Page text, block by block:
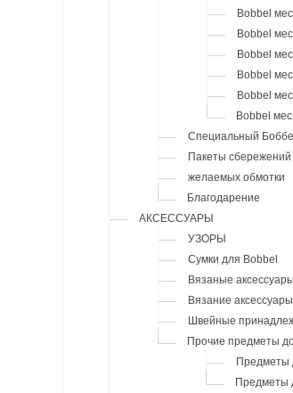
Bobbel
Bobbel
Bobbel
Bobbel
Bobbel
Bobbel
Специальный
Пакеты сбережений
желаемых обмотки
Благодарение
АКСЕССУАРЫ
УЗОРЫ
Сумки для Bobbel
Вязаные аксессуары
Вязание аксессуары
Швейные
Прочие предметы
Предметы
Предметы